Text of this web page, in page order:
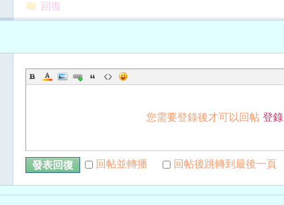
回復
您需要登錄後才可以回帖登錄
發表回復 回帖並轉播 回帖後跳轉到最後一頁